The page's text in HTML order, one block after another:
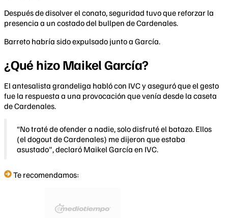
Después de disolver el conato, seguridad tuvo que reforzar la
presencia a un costado del bullpen de Cardenales.
Barreto habría sido expulsado junto a García.
¿Qué hizo Maikel García?
El antesalista grandeliga habló con IVC y aseguró que el gesto
fue la respuesta a una provocación que venía desde la caseta
de Cardenales.
“No traté de ofender a nadie, solo disfruté el batazo. Ellos
(el dogout de Cardenales) me dijeron que estaba
asustado", declaró Maikel García en IVC.
Te recomendamos: